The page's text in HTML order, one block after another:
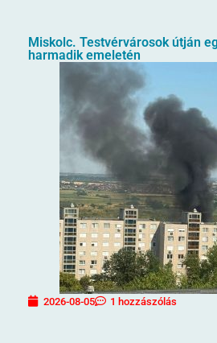
Miskolc. Testvérvárosok útján
harmadik emeletén
2026-08-05 1 hozzászólás